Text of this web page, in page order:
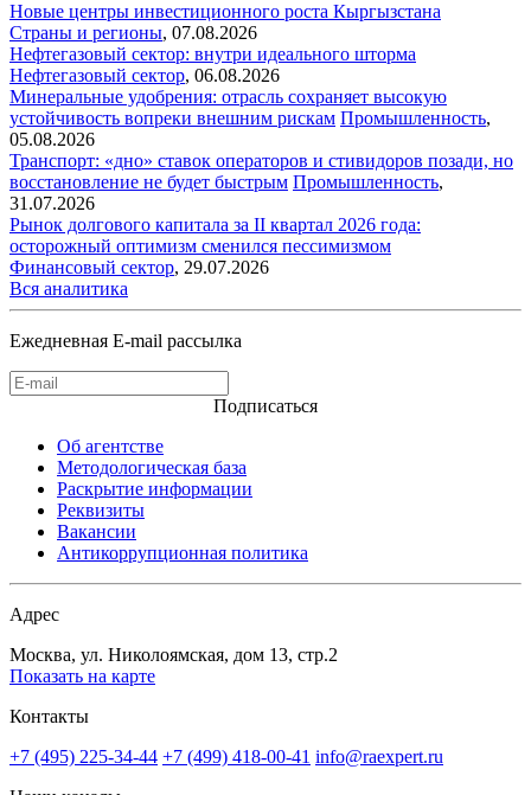
Новые центры инвестиционного роста Кыргызстана
Страны и регионы, 07.08.2026
Нефтегазовый сектор: внутри идеального шторма
Нефтегазовый сектор, 06.08.2026
Минеральные удобрения: отрасль сохраняет высокую
устойчивость вопреки внешним рискам Промышленность,
05.08.2026
Транспорт: «дно» ставок операторов и стивидоров позади, но
восстановление не будет быстрым Промышленность,
31.07.2026
Рынок долгового капитала за II квартал 2026 года:
осторожный оптимизм сменился пессимизмом
Финансовый сектор, 29.07.2026
Вся аналитика
Ежедневная E-mail рассылка
Подписаться
Об агентстве
Методологическая база
Раскрытие информации
Реквизиты
Вакансии
Антикоррупционная политика
Адрес
Москва, ул. Николоямская, дом 13, стр.2
Показать на карте
Контакты
+7 (495) 225-34-44 +7 (499) 418-00-41 info@raexpert.ru